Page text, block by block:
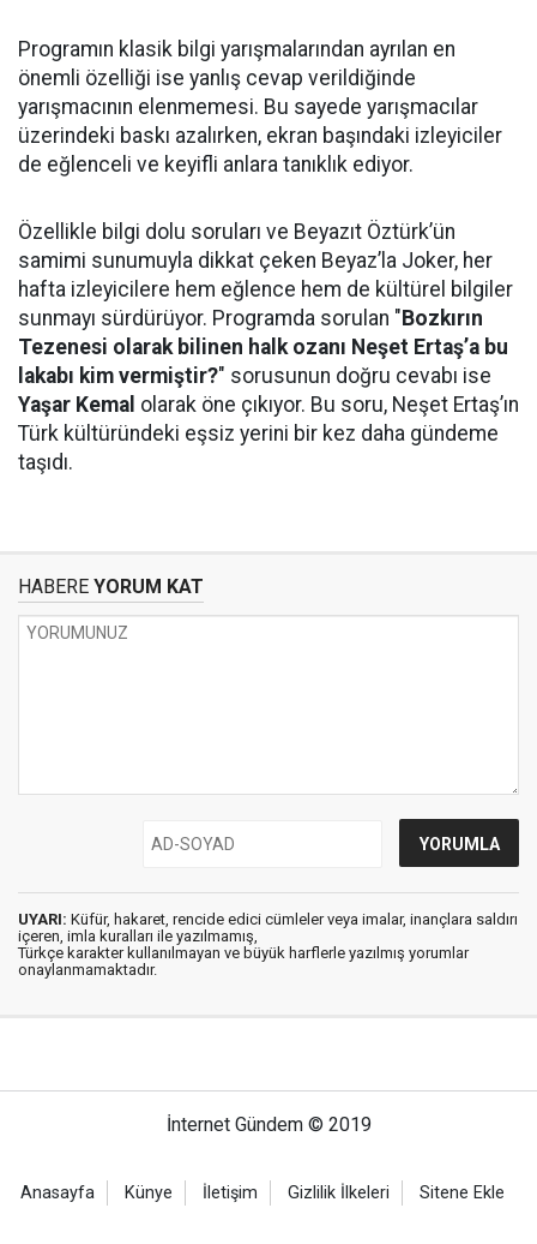
Programın klasik bilgi yarışmalarından ayrılan en
önemli özelliği ise yanlış cevap verildiğinde
yarışmacının elenmemesi. Bu sayede yarışmacılar
üzerindeki baskı azalırken, ekran başındaki izleyiciler
de eğlenceli ve keyifli anlara tanıklık ediyor.
Özellikle bilgi dolu soruları ve Beyazıt Öztürk’ün
samimi sunumuyla dikkat çeken Beyaz’la Joker, her
hafta izleyicilere hem eğlence hem de kültürel bilgiler
sunmayı sürdürüyor. Programda sorulan " Bozkırın
Tezenesi olarak bilinen halk ozanı Neşet Ertaş’a bu
lakabı kim vermiştir?" sorusunun doğru cevabı ise
Yaşar Kemal olarak öne çıkıyor. Bu soru, Neşet Ertaş’ın
Türk kültüründeki eşsiz yerini bir kez daha gündeme
taşıdı.
HABERE YORUM KAT
UYARI: Küfür, hakaret, rencide edici cümleler veya imalar, inançlara saldırı
içeren, imla kuralları ile yazılmamış,
Türkçe karakter kullanılmayan ve büyük harflerle yazılmış yorumlar
onaylanmamaktadır.
İnternet Gündem © 2019
Anasayfa Künye İletişim Gizlilik İlkeleri Sitene Ekle